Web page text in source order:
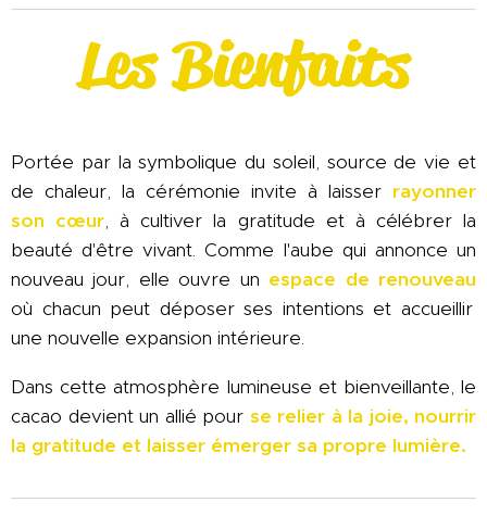
Les Bienfaits
Portée par la symbolique du soleil, source de vie et
de chaleur, la cérémonie invite à laisser rayonner
son cœur, à cultiver la gratitude et à célébrer la
beauté d'être vivant. Comme l'aube qui annonce un
nouveau jour, elle ouvre un espace de renouveau
où chacun peut déposer ses intentions et accueillir
une nouvelle expansion intérieure.
Dans cette atmosphère lumineuse et bienveillante, le
cacao devient un allié pour se relier à la joie, nourrir
la gratitude et laisser émerger sa propre lumière.